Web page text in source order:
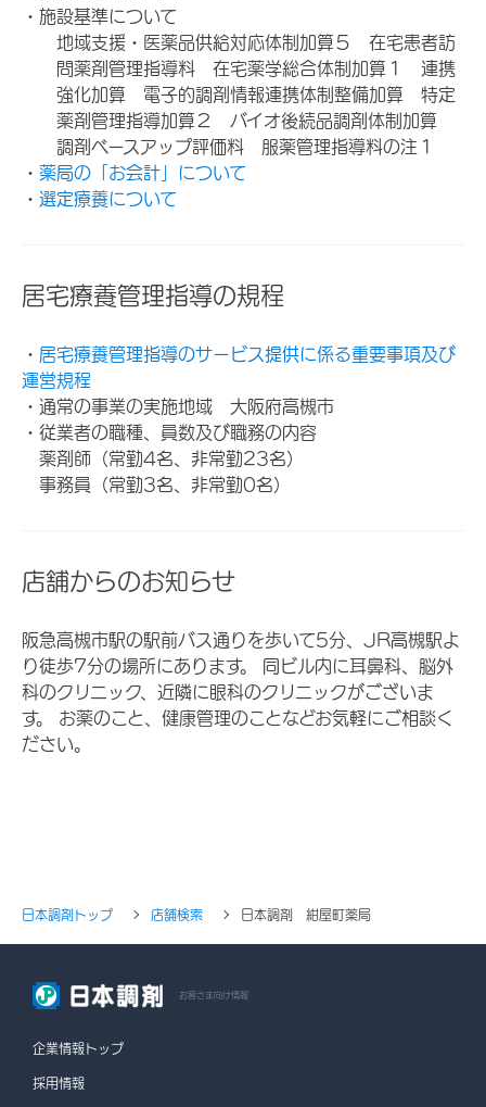
・施設基準について
地域支援・医薬品供給対応体制加算５ 在宅患者訪
問薬剤管理指導料 在宅薬学総合体制加算１ 連携
強化加算 電子的調剤情報連携体制整備加算 特定
薬剤管理指導加算２ バイオ後続品調剤体制加算
調剤ベースアップ評価料 服薬管理指導料の注１
・ 薬局の「お会計」について
・ 選定療養について
居宅療養管理指導の規程
・ 居宅療養管理指導のサービス提供に係る重要事項及び
運営規程
・通常の事業の実施地域 大阪府高槻市
・従業者の職種、員数及び職務の内容
薬剤師（常勤4名、非常勤23名）
事務員（常勤3名、非常勤0名）
店舗からのお知らせ
阪急高槻市駅の駅前バス通りを歩いて5分、JR高槻駅よ
り徒歩7分の場所にあります。 同ビル内に耳鼻科、脳外
科のクリニック、近隣に眼科のクリニックがございま
す。 お薬のこと、健康管理のことなどお気軽にご相談く
ださい。
日本調剤トップ 店舗検索 日本調剤 紺屋町薬局
お客さま向け情報
企業情報トップ
採用情報